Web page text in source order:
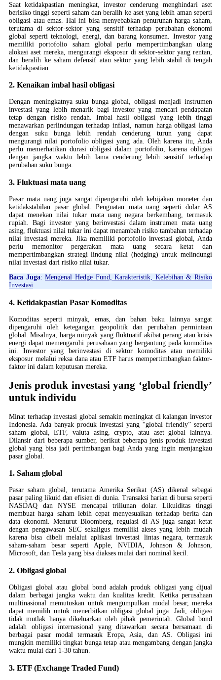
Saat ketidakpastian meningkat, investor cenderung menghindari aset
berisiko tinggi seperti saham dan beralih ke aset yang lebih aman seperti
obligasi atau emas. Hal ini bisa menyebabkan penurunan harga saham,
terutama di sektor-sektor yang sensitif terhadap perubahan ekonomi
global seperti teknologi, energi, dan barang konsumen. Investor yang
memiliki portofolio saham global perlu mempertimbangkan ulang
alokasi aset mereka, mengurangi eksposur di sektor-sektor yang rentan,
dan beralih ke saham defensif atau sektor yang lebih stabil di tengah
ketidakpastian.
2. Kenaikan imbal hasil obligasi
Dengan meningkatnya suku bunga global, obligasi menjadi instrumen
investasi yang lebih menarik bagi investor yang mencari pendapatan
tetap dengan risiko rendah. Imbal hasil obligasi yang lebih tinggi
menawarkan perlindungan terhadap inflasi, namun harga obligasi lama
dengan suku bunga lebih rendah cenderung turun yang dapat
mengurangi nilai portofolio obligasi yang ada. Oleh karena itu, Anda
perlu memerhatikan durasi obligasi dalam portofolio, karena obligasi
dengan jangka waktu lebih lama cenderung lebih sensitif terhadap
perubahan suku bunga.
3. Fluktuasi mata uang
Pasar mata uang juga sangat dipengaruhi oleh kebijakan moneter dan
ketidakstabilan pasar global. Penguatan mata uang seperti dolar AS
dapat menekan nilai tukar mata uang negara berkembang, termasuk
rupiah. Bagi investor yang berinvestasi dalam instrumen mata uang
asing, fluktuasi nilai tukar ini dapat menambah risiko tambahan terhadap
nilai investasi mereka. Jika memiliki portofolio investasi global, Anda
perlu memonitor pergerakan mata uang secara ketat dan
mempertimbangkan strategi lindung nilai (hedging) untuk melindungi
nilai investasi dari risiko nilai tukar.
Baca Juga:Mengenal Hedge Fund, Karakteristik, Kelebihan & Risiko
Investasi
4. Ketidakpastian Pasar Komoditas
Komoditas seperti minyak, emas, dan bahan baku lainnya sangat
dipengaruhi oleh ketegangan geopolitik dan perubahan permintaan
global. Misalnya, harga minyak yang fluktuatif akibat perang atau krisis
energi dapat memengaruhi perusahaan yang bergantung pada komoditas
ini. Investor yang berinvestasi di sektor komoditas atau memiliki
eksposur melalui reksa dana atau ETF harus mempertimbangkan faktor-
faktor ini dalam keputusan mereka.
Jenis produk investasi yang ‘global friendly’
untuk individu
Minat terhadap investasi global semakin meningkat di kalangan investor
Indonesia. Ada banyak produk investasi yang “global friendly” seperti
saham global, ETF, valuta asing, crypto, atau aset global lainnya.
Dilansir dari beberapa sumber, berikut beberapa jenis produk investasi
global yang bisa jadi pertimbangan bagi Anda yang ingin menjangkau
pasar global.
1. Saham global
Pasar saham global, terutama Amerika Serikat (AS) dikenal sebagai
pasar paling likuid dan efisien di dunia. Transaksi harian di bursa seperti
NASDAQ dan NYSE mencapai triliunan dolar. Likuiditas tinggi
membuat harga saham lebih cepat menyesuaikan terhadap berita dan
data ekonomi. Menurut Bloomberg, regulasi di AS juga sangat ketat
dengan pengawasan SEC sekaligus memiliki akses yang lebih mudah
karena bisa dibeli melalui aplikasi investasi lintas negara, termasuk
saham-saham besar seperti Apple, NVIDIA, Johnson & Johnson,
Microsoft, dan Tesla yang bisa diakses mulai dari nominal kecil.
2. Obligasi global
Obligasi global atau global bond adalah produk obligasi yang dijual
dalam berbagai jangka waktu dan kualitas kredit. Ketika perusahaan
multinasional memutuskan untuk mengumpulkan modal besar, mereka
dapat memilih untuk menerbitkan obligasi global juga. Jadi, obligasi
tidak mutlak hanya dikeluarkan oleh pihak pemerintah. Global bond
adalah obligasi internasional yang ditawarkan secara bersamaan di
berbagai pasar modal termasuk Eropa, Asia, dan AS. Obligasi ini
mungkin memiliki tingkat bunga tetap atau mengambang dengan jangka
waktu mulai dari 1-30 tahun.
3. ETF (Exchange Traded Fund)